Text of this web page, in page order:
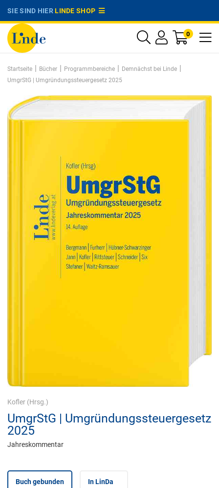
SIE SIND HIERLINDE SHOP
0
Startseite | Bücher | Programmbereiche | Demnächst bei Linde |
UmgrStG | Umgründungssteuergesetz 2025
Kofler (Hrsg.)
UmgrStG | Umgründungssteuergesetz
2025
Jahreskommentar
Buch gebunden
In LinDa